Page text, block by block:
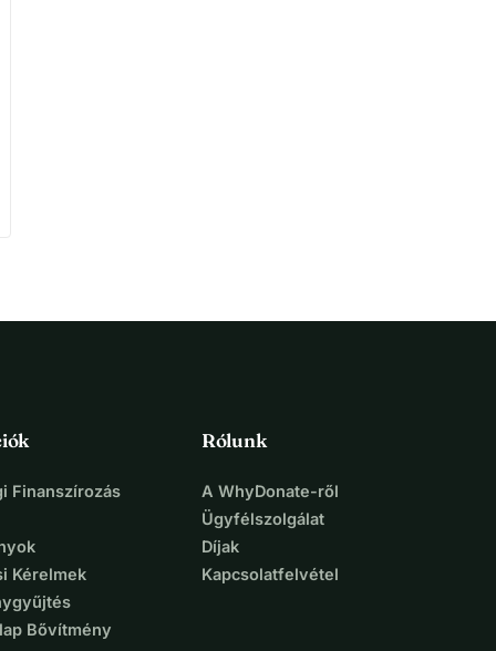
Finanszírozás
Kérelmek
Bővítmény
Rólunk
A WhyDonate-ről
Ügyfélszolgálat
Díjak
Kapcsolatfelvétel